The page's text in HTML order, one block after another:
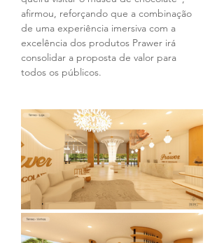
afirmou, reforçando que a combinação
de uma experiência imersiva com a
excelência dos produtos Prawer irá
consolidar a proposta de valor para
todos os públicos.